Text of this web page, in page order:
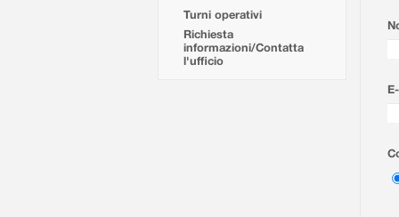
Turni operativi
Richiesta
informazioni/Contatta
l'ufficio